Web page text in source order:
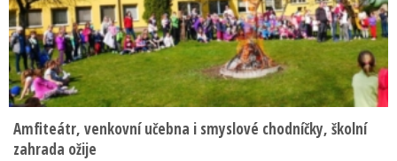
Amfiteátr, venkovní učebna i smyslové chodníčky, školní
zahrada ožije